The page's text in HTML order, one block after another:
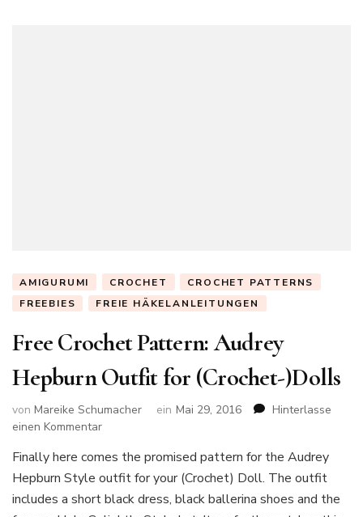
AMIGURUMI CROCHET
CROCHET PATTERNS
FREEBIES
FREIE HÄKELANLEITUNGEN
Free Crochet Pattern: Audrey
Hepburn Outfit for (Crochet-)Dolls
von Mareike Schumacher ein Mai 29, 2016
Hinterlasse
einen Kommentarzu
Crochet
Pattern:
Audrey
Finally here comes the promised pattern for the Audrey
Hepburn Style outfit for your (Crochet) Doll. The outfit
includes a short black dress, black ballerina shoes and the